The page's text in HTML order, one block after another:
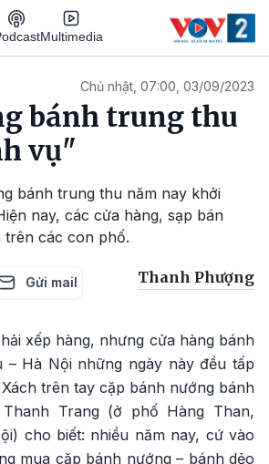
Multimedia
Chủ nhật, 07:00, 03/09/2023
bánh trung thu
vụ"
bánh trung thu năm nay khởi
nay, các cửa hàng, sạp bán
trên các con phố.
Gửi mail Thanh Phượng
xếp hàng, nhưng cửa hàng bánh
– Hà Nội những ngày này đều tấp
trên tay cặp bánh nướng bánh
Trang (ở phố Hàng Than,
cho biết: nhiều năm nay, cứ vào
mua cặp bánh nướng – bánh dẻo